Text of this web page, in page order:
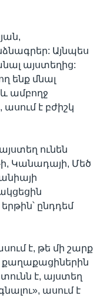
Այնպես
այստեղից:
ենք մնալ
և ամբողջ
է բժիշկ
ունեն
Կանադայի, Մեծ
ընդդեմ
է, թե մի շարք
քաղաքացիներին
է, այստեղ
ասում է